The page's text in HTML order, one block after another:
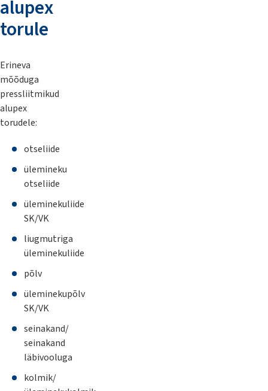
alupex
torule
Erineva
mõõduga
pressliitmikud
alupex
torudele:
otseliide
ülemineku
otseliide
üleminekuliide
SK/VK
liugmutriga
üleminekuliide
põlv
üleminekupõlv
SK/VK
seinakand/
seinakand
läbivooluga
kolmik/